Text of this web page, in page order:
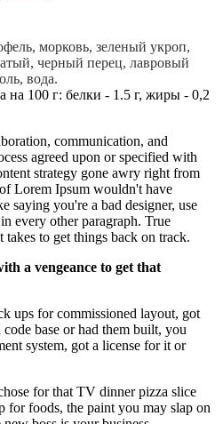
морковь, зеленый укроп,
черный перец, лавровый
вода.
на 100 г: белки - 1.5 г, жиры - 0,2
communication, and
agreed upon or specified with
strategy gone awry right from
Lorem Ipsum wouldn't have
saying you're a bad designer, use
every other paragraph. True
to get things back on track.
a vengeance to get that
ups for commissioned layout, got
base or had them built, you
system, got a license for it or
for that TV dinner pizza slice
for foods, the paint you may slap on